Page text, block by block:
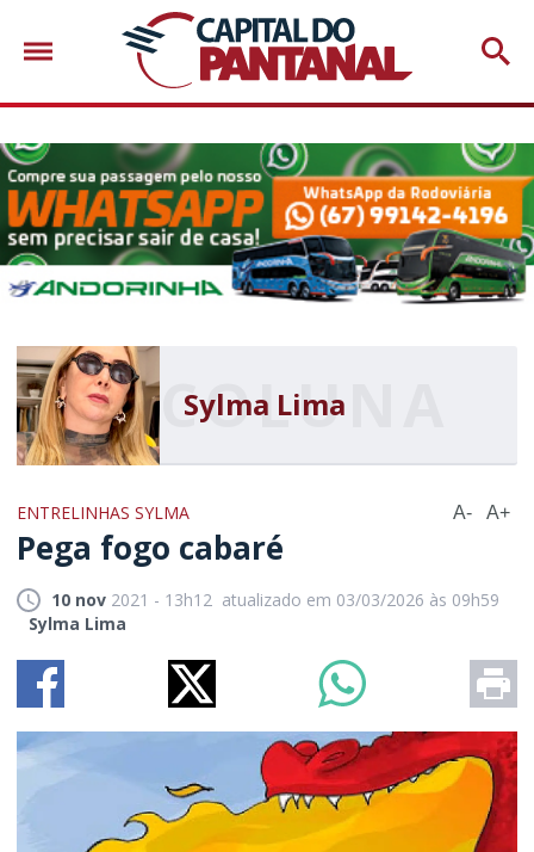
Sylma Lima
ENTRELINHAS SYLMA A- A+
Pega fogo cabaré
10 nov 2021 - 13h12 atualizado em 03/03/2026 às 09h59
Sylma Lima